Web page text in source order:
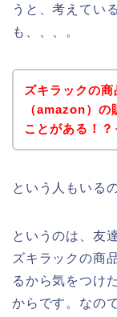
うと、考えてい
も、、、。
ズキラックの
（amazon）の
ことがある！
という人もいる
というのは、友
ズキラックの商
るから気をつけ
からです。なの